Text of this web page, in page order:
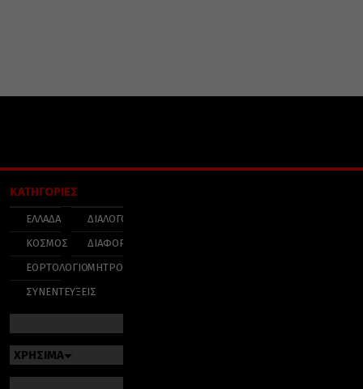
ΚΑΤΗΓΟΡΙΕΣ
ΕΛΛΑΔΑ
ΚΟΣΜΟΣ
ΕΟΡΤΟΛΟΓΙΟ
ΣΥΝΕΝΤΕΥΞΕΙΣ
ΔΙΑΛΟΓΟΣ
ΔΙΑΦΟΡΑ
ΜΗΤΡΟΠΟΛΕΙΣ
ΧΡΗΣΙΜΑ